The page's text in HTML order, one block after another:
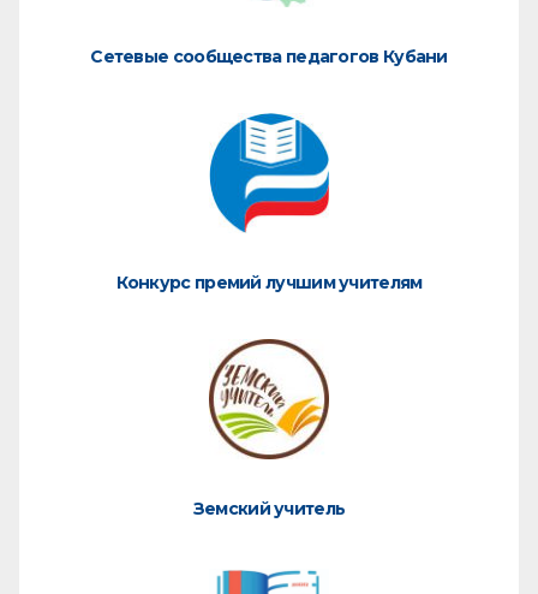
Сетевые сообщества педагогов Кубани
Конкурс премий лучшим учителям
Земский учитель